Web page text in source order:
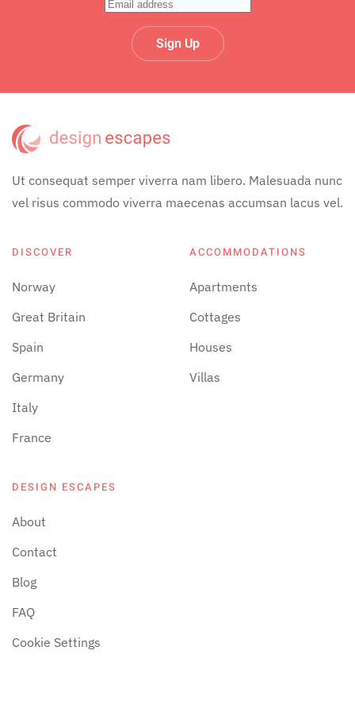
Sign Up
Ut consequat semper viverra nam libero. Malesuada nunc
vel risus commodo viverra maecenas accumsan lacus vel.
DISCOVER
Norway
Great Britain
Spain
Germany
Italy
France
ACCOMMODATIONS
Apartments
Cottages
Houses
Villas
DESIGN ESCAPES
About
Contact
Blog
FAQ
Cookie Settings